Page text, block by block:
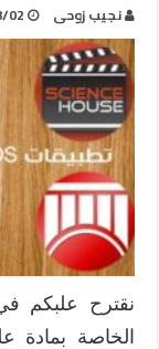
نجيب زوحى 02
نقترح علبكم
الخاصة بمادة